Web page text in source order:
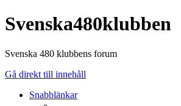
Svenska480klubben
Svenska 480 klubbens forum
Gå direkt till innehåll
Snabblänkar